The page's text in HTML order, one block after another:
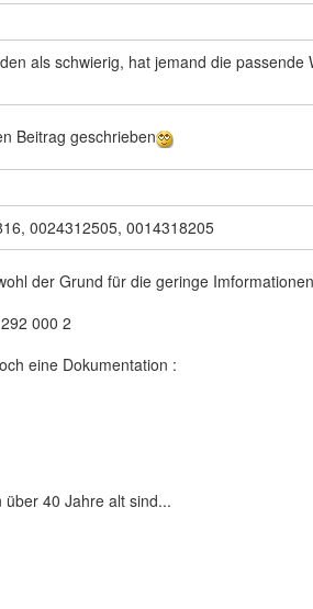
als schwierig, hat jemand die passende
Beitrag geschrieben
0024312505, 0014318205
der Grund für die geringe
000 2
eine Dokumentation :
40 Jahre alt sind...